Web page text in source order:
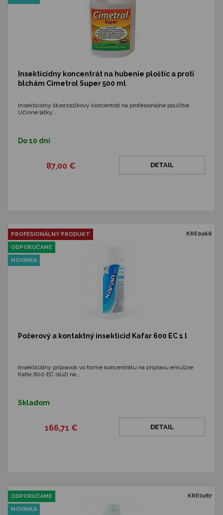
Insekticídny koncentrát na hubenie ploštíc a proti
blchám Cimetrol Super 500 ml
Insekticídny štvorzložkový koncentrát na profesionálne použitie.
Účinné látky:…
Do 10 dní
87,00 € DETAIL
KRE0266
PROFESIONÁLNY PRODUKT
ODPORÚČAME
NOVINKA
Požerový a kontaktný insekticid Kafar 600 EC 1 l
Insekticídny prípravok vo forme koncentrátu na prípravu emulzie
Kafar 600 EC slúži na…
Skladom
166,71 € DETAIL
KRE0287
ODPORÚČAME
NOVINKA